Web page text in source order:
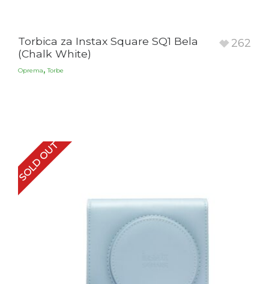
Torbica za Instax Square SQ1 Bela
(Chalk White)
Oprema,Torbe
262
SOLD OUT